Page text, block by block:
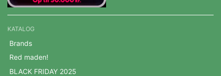
KATALOG
Brands
Red maden!
BLACK FRIDAY 2025